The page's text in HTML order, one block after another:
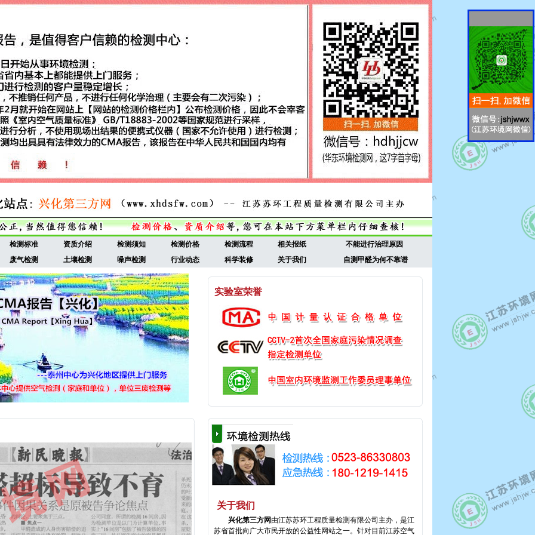
检测标准 资质介绍 检测须知 检测价格 检测流程 相关报纸
不能进行治理原因
废气检测
土壤检测 噪声检测 行业动态 科学装修 关于我们 自测甲醛为何不靠谱
实验室荣誉
关于我们
兴化第三方网 由江苏苏环工程质量检测有限公司主办，是江
苏省首批向广大市民开放的公益性网站之一。针对目前江苏空气